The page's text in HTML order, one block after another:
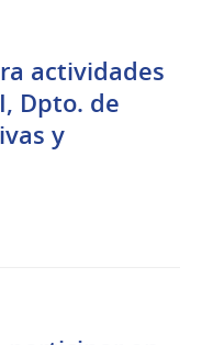
actividades
Dpto. de
y